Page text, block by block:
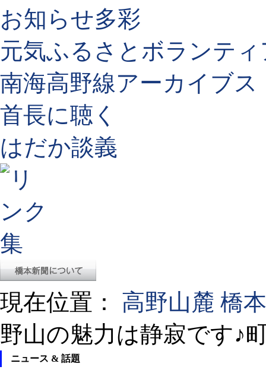
お知らせ多彩
元気ふるさとボランティ
南海高野線アーカイブス
首長に聴く
はだか談義
現在位置： 高野山麓 橋
野山の魅力は静寂です♪
ニュース & 話題